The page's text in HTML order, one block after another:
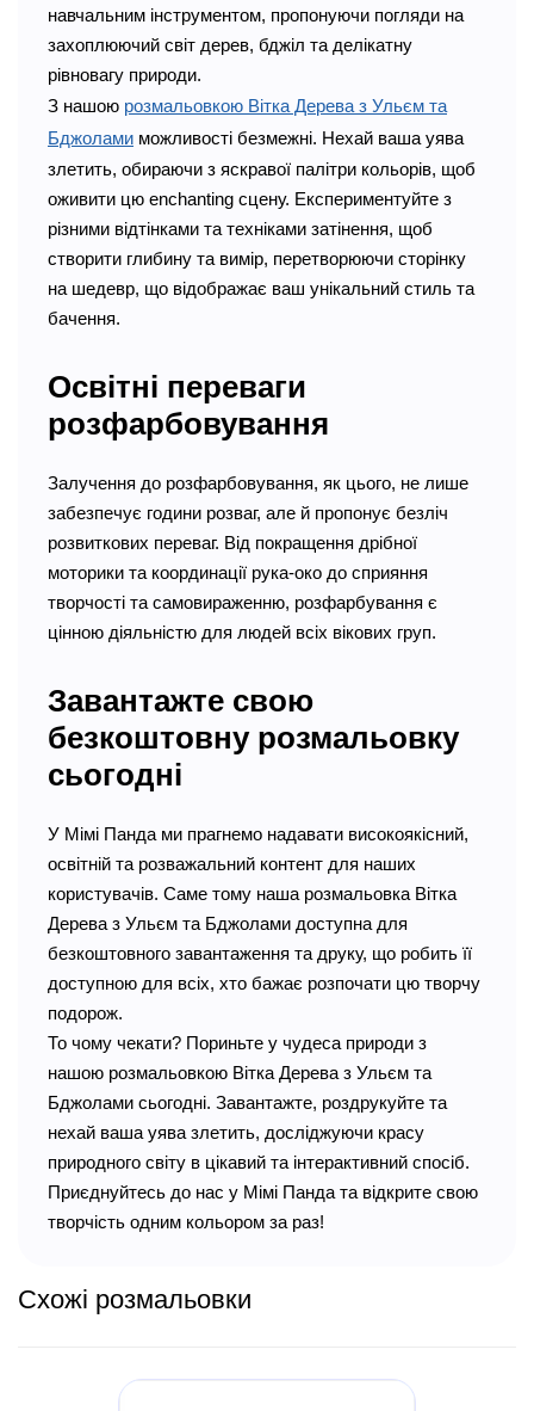
навчальним інструментом, пропонуючи погляди на
захоплюючий світ дерев, бджіл та делікатну
рівновагу природи.
З нашою розмальовкою Вітка Дерева з Ульєм та
Бджолами можливості безмежні. Нехай ваша уява
злетить, обираючи з яскравої палітри кольорів, щоб
оживити цю enchanting сцену. Експериментуйте з
різними відтінками та техніками затінення, щоб
створити глибину та вимір, перетворюючи сторінку
на шедевр, що відображає ваш унікальний стиль та
бачення.
Освітні переваги
розфарбовування
Залучення до розфарбовування, як цього, не лише
забезпечує години розваг, але й пропонує безліч
розвиткових переваг. Від покращення дрібної
моторики та координації рука-око до сприяння
творчості та самовираженню, розфарбування є
цінною діяльністю для людей всіх вікових груп.
Завантажте свою
безкоштовну розмальовку
сьогодні
У Мімі Панда ми прагнемо надавати високоякісний,
освітній та розважальний контент для наших
користувачів. Саме тому наша розмальовка Вітка
Дерева з Ульєм та Бджолами доступна для
безкоштовного завантаження та друку, що робить її
доступною для всіх, хто бажає розпочати цю творчу
подорож.
То чому чекати? Пориньте у чудеса природи з
нашою розмальовкою Вітка Дерева з Ульєм та
Бджолами сьогодні. Завантажте, роздрукуйте та
нехай ваша уява злетить, досліджуючи красу
природного світу в цікавий та інтерактивний спосіб.
Приєднуйтесь до нас у Мімі Панда та відкрите свою
творчість одним кольором за раз!
Схожі розмальовки